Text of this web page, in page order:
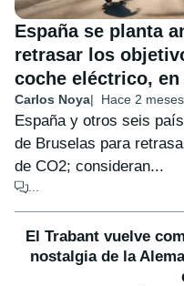
España se planta
retrasar los
coche eléctrico,
Carlos Noya Hace 2 meses
España y otros seis
de Bruselas para
de CO2; consideran...
El Trabant vuelve
nostalgia de la